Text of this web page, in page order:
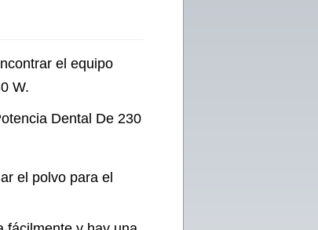
el equipo
W.
Dental De 230
el polvo para el